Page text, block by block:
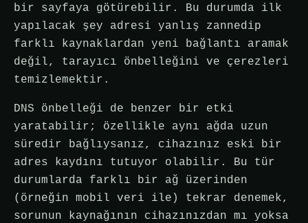
bir sayfaya götürebilir. Bu durumda ilk
yapılacak şey adresi yanlış zannedip
farklı kaynaklardan yeni bağlantı aramak
değil, tarayıcı önbelleğini ve çerezleri
temizlemektir.
DNS önbelleği de benzer bir etki
yaratabilir; özellikle aynı ağda uzun
süredir bağlıysanız, cihazınız eski bir
adres kaydını tutuyor olabilir. Bu tür
durumlarda farklı bir ağ üzerinden
(örneğin mobil veri ile) tekrar denemek,
sorunun kaynağının cihazınızdan mı yoksa